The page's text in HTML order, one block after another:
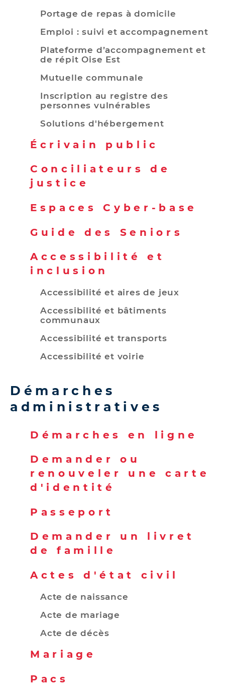
Portage de repas à domicile
Emploi : suivi et accompagnement
Plateforme d’accompagnement et
de répit Oise Est
Mutuelle communale
Inscription au registre des
personnes vulnérables
Solutions d'hébergement
Écrivain public
Conciliateurs de
justice
Espaces Cyber-base
Guide des Seniors
Accessibilité et
inclusion
Accessibilité et aires de jeux
Accessibilité et bâtiments
communaux
Accessibilité et transports
Accessibilité et voirie
Démarches
administratives
Démarches en ligne
Demander ou
renouveler une carte
d'identité
Passeport
Demander un livret
de famille
Actes d'état civil
Acte de naissance
Acte de mariage
Acte de décès
Mariage
Pacs